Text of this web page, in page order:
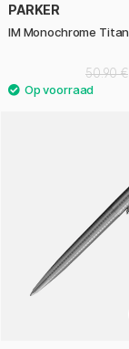
PARKER
IM Monochrome
50.90 €